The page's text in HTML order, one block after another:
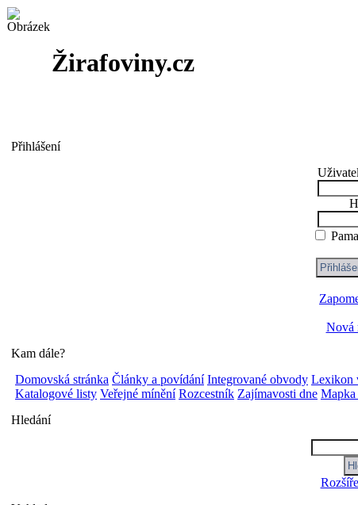
Žirafoviny.cz
Přihlášení
Nová
Kam dále?
Domovská stránka Články a povídání Integrované obvody Lexikon
Katalogové listy Veřejné mínění Rozcestník Zajímavosti dne Mapka
Hledání